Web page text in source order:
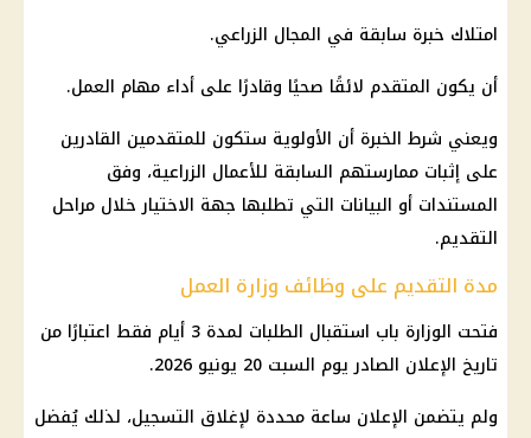
امتلاك خبرة سابقة في المجال الزراعي.
أن يكون المتقدم لائقًا صحيًا وقادرًا على أداء مهام العمل.
ويعني شرط الخبرة أن الأولوية ستكون للمتقدمين القادرين
على إثبات ممارستهم السابقة للأعمال الزراعية، وفق
المستندات أو البيانات التي تطلبها جهة الاختيار خلال مراحل
التقديم.
مدة التقديم على وظائف وزارة العمل
فتحت الوزارة باب استقبال الطلبات لمدة 3 أيام فقط اعتبارًا من
تاريخ الإعلان الصادر يوم السبت 20 يونيو 2026.
ولم يتضمن الإعلان ساعة محددة لإغلاق التسجيل، لذلك يُفضل